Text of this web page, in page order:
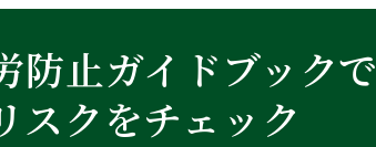
防止ガイドブックで
スクをチェック